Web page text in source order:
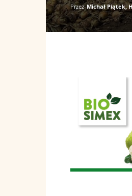
Przez Michał Piątek,